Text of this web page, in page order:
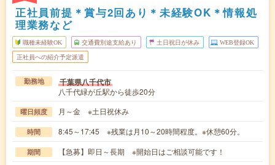
正社員前提＊賞与2回あり＊未経験OK＊情報処
理業務など
職種未経験OK 交通費別途支給あり 土日祝日が休み WEB登録OK
正社員への紹介予定派遣
勤務地 千葉県八千代市
八千代緑が丘駅から徒歩20分
曜日頻度 月～金 ※土日祝休み
時間 8:45～17:45 ※残業は月10～20時間程度。※休憩60分。
期間 【急募】即日～長期 ※開始日はご相談可能です！